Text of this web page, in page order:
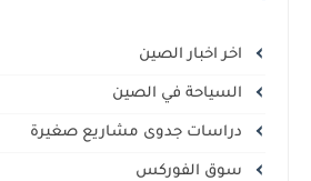
اخر اخبار الصين
السياحة في الصين
دراسات جدوى مشاريع صغيرة
سوق الفوركس